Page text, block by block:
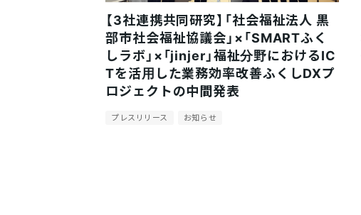
【3社連携共同研究】「社会福祉法人 黒
部市社会福祉協議会」×「SMARTふく
しラボ」×「jinjer」福祉分野におけるIC
Tを活用した業務効率改善ふくしDXプ
ロジェクトの中間発表
プレスリリース お知らせ